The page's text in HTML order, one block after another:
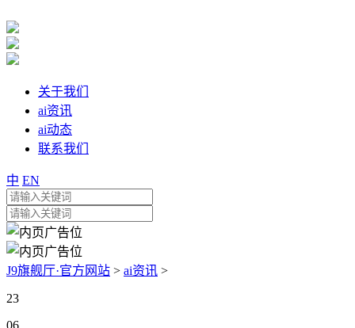
关于我们
ai资讯
ai动态
联系我们
中 EN
J9旗舰厅·官方网站 > ai资讯 >
23
06